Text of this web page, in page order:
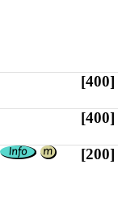
[400]
[400]
[200]